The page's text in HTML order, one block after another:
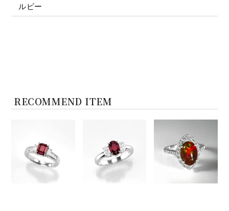
ルビー
RECOMMEND ITEM